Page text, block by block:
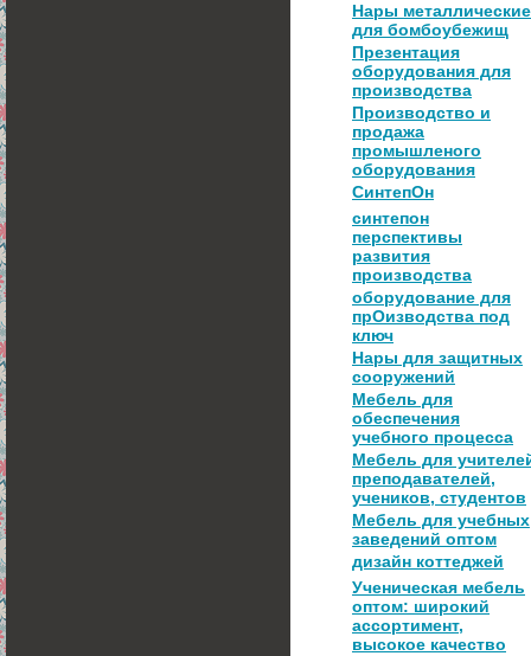
Нары металлические
для бомбоубежищ
Презентация
оборудования для
производства
Производство и
продажа
промышленого
оборудования
СинтепОн
синтепон
перспективы
развития
производства
оборудование для
прОизводства под
ключ
Нары для защитных
сооружений
Мебель для
обеспечения
учебного процесса
Мебель для
преподавателей,
учеников, студентов
Мебель для учебных
заведений оптом
дизайн коттеджей
Ученическая мебель
оптом: широкий
ассортимент,
высокое качество